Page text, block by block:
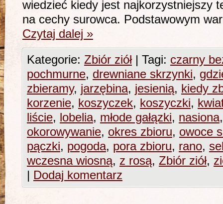
wiedzieć kiedy jest najkorzystniejszy
na cechy surowca. Podstawowym
Czytaj dalej »
Kategorie: Zbiór ziół | Tagi: czarny
pochmurne, drewniane skrzynki,
zbieramy, jarzębina, jesienią, kiedy
korzenie, koszyczek, koszyczki,
liście, lobelia, młode gałązki, nasiona
okorowywanie, okres zbioru, owoce
pączki, pogoda, pora zbioru, rano,
wczesna wiosną, z rosą, Zbiór ziół,
| Dodaj komentarz